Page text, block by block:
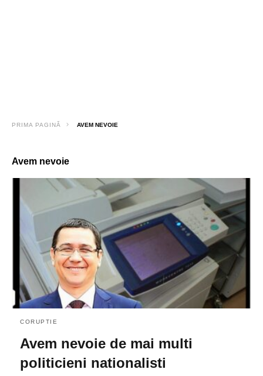
PRIMA PAGINĂ AVEM NEVOIE
Avem nevoie
CORUPTIE
Avem nevoie de mai multi
politicieni nationalisti